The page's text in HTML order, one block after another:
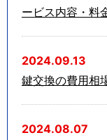
ービス内容・料
2024.09.13
鍵交換の費用相
2024.08.07